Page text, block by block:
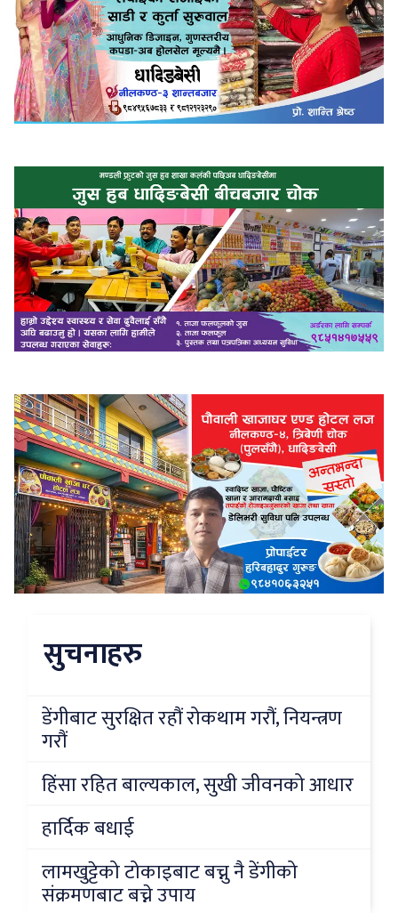
सुचनाहरु
डेंगीबाट सुरक्षित रहौं रोकथाम गरौं, नियन्त्रण
गरौं
हिंसा रहित बाल्यकाल, सुखी जीवनको आधार
हार्दिक बधाई
लामखुट्टेको टोकाइबाट बच्नु नै डेंगीको
संक्रमणबाट बच्ने उपाय